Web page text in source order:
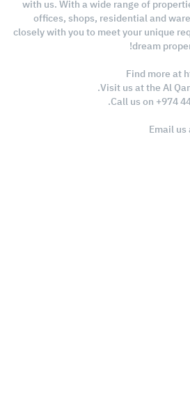
with us. With a wide range of
offices, shops, residential and
closely with you to meet your unique
dream
Find more at
Visit us at the Al
Call us on +974